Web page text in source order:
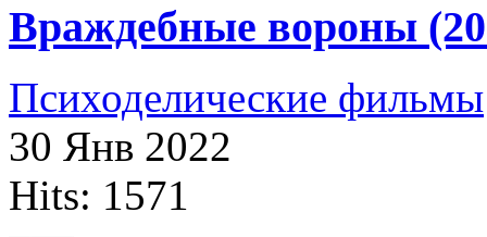
Враждебные вороны
Психоделические фильмы
30 Янв 2022
Hits: 1571